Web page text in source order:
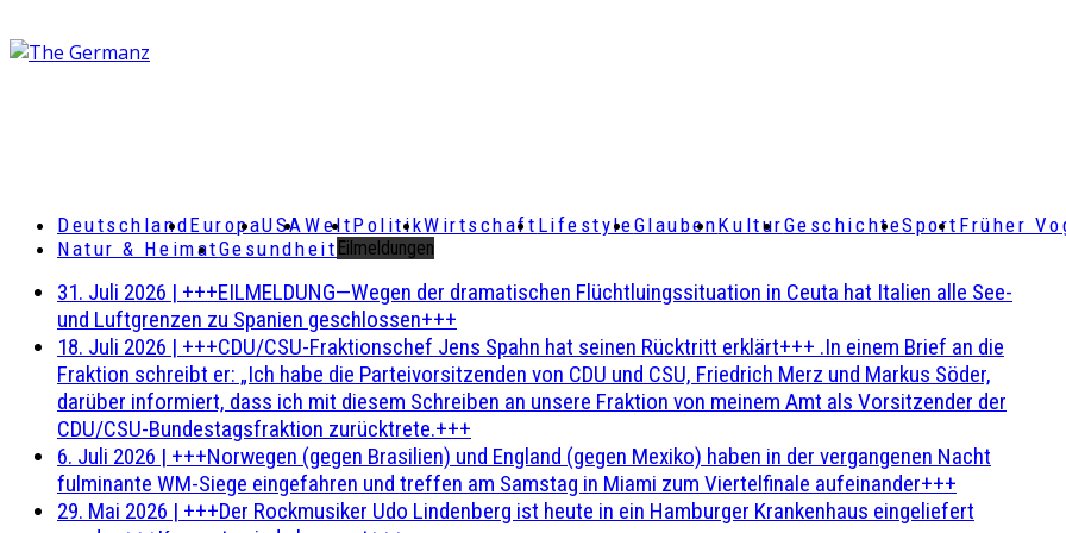
DeutschlandEuropaUSAWeltPolitikWirtschaft LifestyleGlaubenKulturGeschichteSport Früher
Natur & HeimatGesundheit Eilmeldungen
31. Juli 2026 | +++EILMELDUNG—Wegen der dramatischen Flüchtluingssituation in Ceuta hat Italien alle See-
und Luftgrenzen zu Spanien geschlossen+++
18. Juli 2026 | +++CDU/CSU-Fraktionschef Jens Spahn hat seinen Rücktritt erklärt+++ .In einem Brief an die
Fraktion schreibt er: „Ich habe die Parteivorsitzenden von CDU und CSU, Friedrich Merz und Markus Söder,
darüber informiert, dass ich mit diesem Schreiben an unsere Fraktion von meinem Amt als Vorsitzender der
CDU/CSU-Bundestagsfraktion zurücktrete.+++
6. Juli 2026 | +++Norwegen (gegen Brasilien) und England (gegen Mexiko) haben in der vergangenen Nacht
fulminante WM-Siege eingefahren und treffen am Samstag in Miami zum Viertelfinale aufeinander+++
29. Mai 2026 | +++Der Rockmusiker Udo Lindenberg ist heute in ein Hamburger Krankenhaus eingeliefert